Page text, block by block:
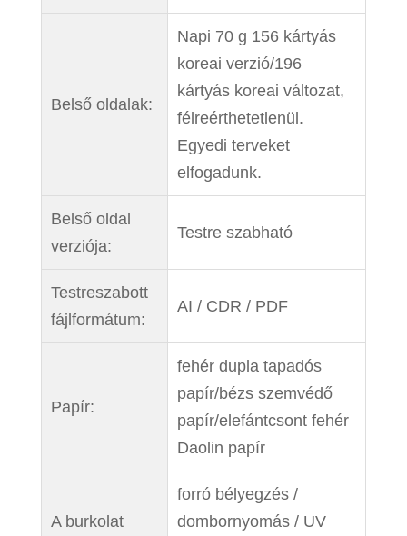
Belső oldalak:
Napi 70 g 156 kártyás
koreai verzió/196
kártyás koreai változat,
félreérthetetlenül.
Egyedi terveket
elfogadunk.
Belső oldal
verziója:
Testre szabható
Testreszabott
fájlformátum:
AI / CDR / PDF
Papír:
fehér dupla tapadós
papír/bézs szemvédő
papír/elefántcsont fehér
Daolin papír
A burkolat
forró bélyegzés /
dombornyomás / UV